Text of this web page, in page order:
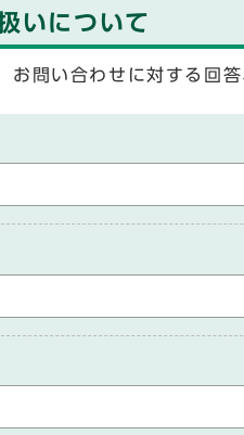
いについて
お問い合わせに対する回